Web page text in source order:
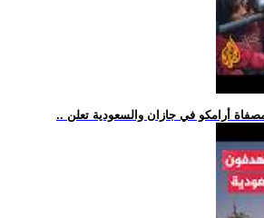
مصفاة أرامكو في جازان والسعودية تعلن